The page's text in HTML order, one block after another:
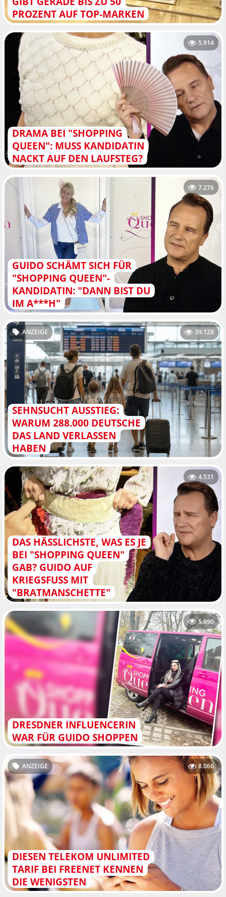
PROZENT AUF TOP-MARKEN
DRAMA BEI "SHOPPING
QUEEN": MUSS KANDIDATIN
NACKT AUF DEN LAUFSTEG?
5.914
GUIDO SCHÄMT SICH FÜR
"SHOPPING QUEEN"-
KANDIDATIN: "DANN BIST DU
IM A***H"
7.276
SEHNSUCHT AUSSTIEG:
WARUM 288.000 DEUTSCHE
DAS LAND VERLASSEN
HABEN
ANZEIGE 39.128
DAS HÄSSLICHSTE, WAS ES JE
BEI "SHOPPING QUEEN"
GAB? GUIDO AUF
KRIEGSFUSS MIT "
BRATMANSCHETTE"
4.531
DRESDNER INFLUENCERIN
WAR FÜR GUIDO SHOPPEN
5.990
DIESEN TELEKOM UNLIMITED
TARIF BEI FREENET KENNEN
DIE WENIGSTEN
ANZEIGE 8.066